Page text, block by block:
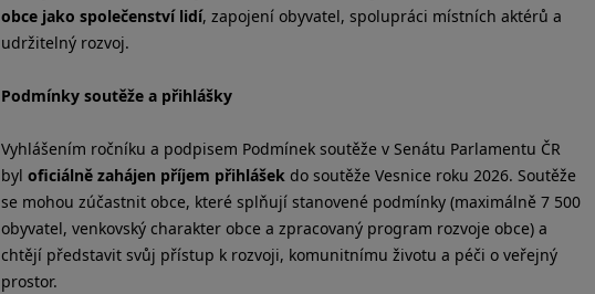
obce jako společenství lidí, zapojení obyvatel, spolupráci místních aktérů a
udržitelný rozvoj.
Podmínky soutěže a přihlášky
Vyhlášením ročníku a podpisem Podmínek soutěže v Senátu Parlamentu ČR
byl oficiálně zahájen příjem přihlášek do soutěže Vesnice roku 2026. Soutěže
se mohou zúčastnit obce, které splňují stanovené podmínky (maximálně 7 500
obyvatel, venkovský charakter obce a zpracovaný program rozvoje obce) a
chtějí představit svůj přístup k rozvoji, komunitnímu životu a péči o veřejný
prostor.